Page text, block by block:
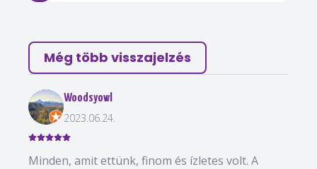
Még több visszajelzés
Woodsyowl
2023.06.24.
Minden, amit ettünk, finom és ízletes volt. A